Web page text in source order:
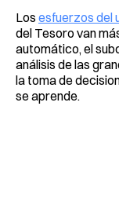
Los esfuerzos del
del Tesoro van
automático, el
análisis de las
la toma de
se aprende.